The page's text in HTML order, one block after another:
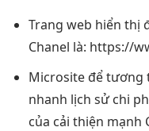
Trang web hiển thị
Chanel là: https://
Microsite đểtương
nhanh lịch sửchi
của cải thiện mạnh